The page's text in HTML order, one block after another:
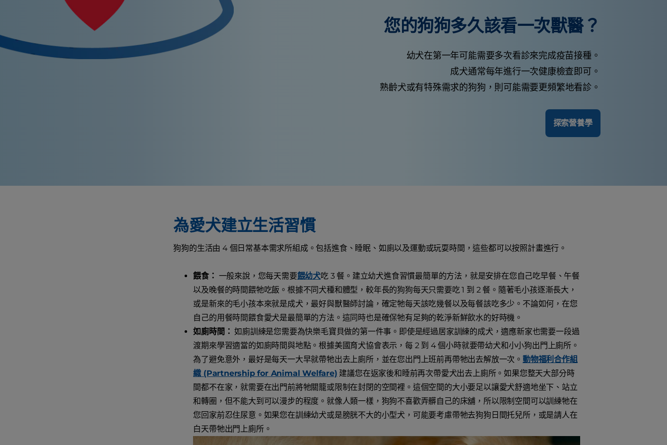
您的狗狗多久該看一次獸醫？
幼犬在第一年可能需要多次看診來完成疫苗接種。
成犬通常每年進行一次健康檢查即可。
熟齡犬或有特殊需求的狗狗，則可能需要更頻繁地看診。
探索營養學
為愛犬建立生活習慣
狗狗的生活由 4 個日常基本需求所組成。包括進食、睡眠、如廁以及運動或玩耍時間，這些都可以按照計畫進行。
餵食： 一般來說，您每天需要餵幼犬吃 3 餐。建立幼犬進食習慣最簡單的方法，就是安排在您自己吃早餐、午餐
以及晚餐的時間餵牠吃飯。根據不同犬種和體型，較年長的狗狗每天只需要吃 1 到 2 餐。隨著毛小孩逐漸長大，
或是新來的毛小孩本來就是成犬，最好與獸醫師討論，確定牠每天該吃幾餐以及每餐該吃多少。不論如何，在您
自己的用餐時間餵食愛犬是最簡單的方法。這同時也是確保牠有足夠的乾淨新鮮飲水的好時機。
如廁時間： 如廁訓練是您需要為快樂毛寶貝做的第一件事。即使是經過居家訓練的成犬，適應新家也需要一段過
渡期來學習適當的如廁時間與地點。根據美國育犬協會表示，每 2 到 4 個小時就要帶幼犬和小小狗出門上廁所。
為了避免意外，最好是每天一大早就帶牠出去上廁所，並在您出門上班前再帶牠出去解放一次。動物福利合作組
織 (Partnership for Animal Welfare) 建議您在返家後和睡前再次帶愛犬出去上廁所。如果您整天大部分時
間都不在家，就需要在出門前將牠關籠或限制在封閉的空間裡。這個空間的大小要足以讓愛犬舒適地坐下、站立
和轉圈，但不能大到可以漫步的程度。就像人類一樣，狗狗不喜歡弄髒自己的床舖，所以限制空間可以訓練牠在
您回家前忍住尿意。如果您在訓練幼犬或是膀胱不大的小型犬，可能要考慮帶牠去狗狗日間托兒所，或是請人在
白天帶牠出門上廁所。